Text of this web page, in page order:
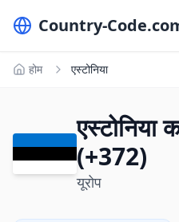
Country-
होम एस्टोनिया
एस्टोनिया
(+372)
यूरोप